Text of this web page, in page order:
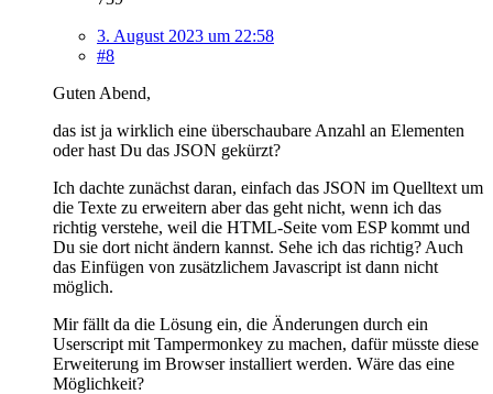
3. August 2023 um 22:58
#8
Guten Abend,
das ist ja wirklich eine überschaubare Anzahl an Elementen
oder hast Du das JSON gekürzt?
Ich dachte zunächst daran, einfach das JSON im Quelltext um
die Texte zu erweitern aber das geht nicht, wenn ich das
richtig verstehe, weil die HTML-Seite vom ESP kommt und
Du sie dort nicht ändern kannst. Sehe ich das richtig? Auch
das Einfügen von zusätzlichem Javascript ist dann nicht
möglich.
Mir fällt da die Lösung ein, die Änderungen durch ein
Userscript mit Tampermonkey zu machen, dafür müsste diese
Erweiterung im Browser installiert werden. Wäre das eine
Möglichkeit?